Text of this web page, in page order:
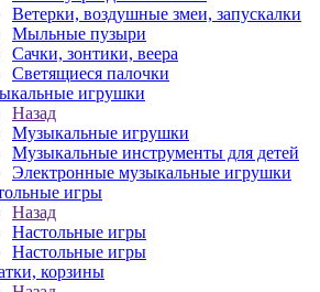
Ветерки, воздушные змеи, запускалки
Мыльные пузыри
Сачки, зонтики, веера
Светящиеся палочки
игрушки
Назад
Музыкальные игрушки
Музыкальные инструменты для детей
Электронные музыкальные игрушки
игры
Назад
Настольные игры
Настольные игры
корзины